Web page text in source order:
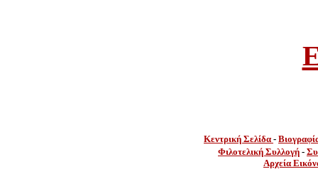
Κεντρική Σελίδα -
Φιλοτελική Συλλογή -
Αρχεία